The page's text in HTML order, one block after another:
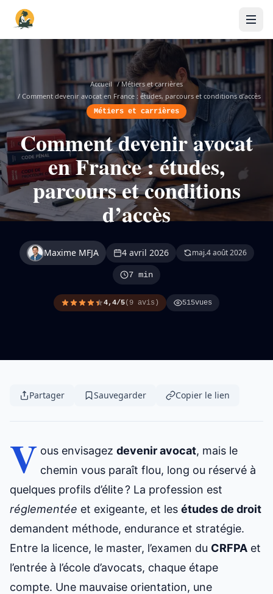
Accueil / Métiers et carrières
/ Comment devenir avocat en France : études, parcours et conditions d’accès
Métiers et carrières
Comment devenir avocat
en France : études,
parcours et conditions
d’accès
Maxime MFJA 4 avril 2026 maj.4 août 2026
7 min
4,4/5(9 avis) 515vues
Partager Sauvegarder Copier le lien
V ous envisagezdevenir avocat, mais le
chemin vous paraît flou, long ou réservé à
quelques profils d’élite ? La profession est
réglementée et exigeante, et les études de droit
demandent méthode, endurance et stratégie.
Entre la licence, le master, l’examen du CRFPA et
l’entrée à l’école d’avocats, chaque étape
compte. Une mauvaise orientation, une